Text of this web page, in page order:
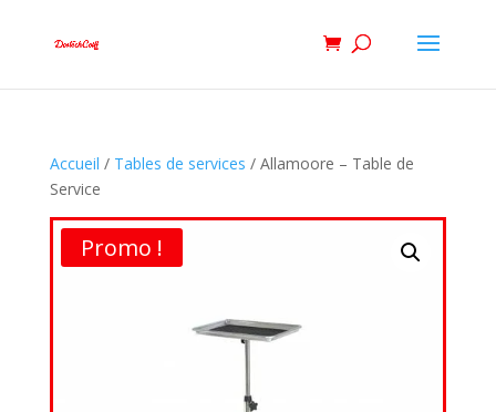
Accueil / Tables de services / Allamoore – Table de
Service
Promo !